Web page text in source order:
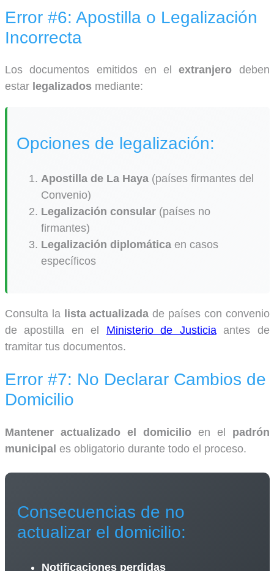
Error #6: Apostilla o Legalización
Incorrecta
Los documentos emitidos en elextranjero deben
estar legalizados mediante:
Opciones de legalización:
Apostilla de La Haya (países firmantes del
Convenio)
Legalización consular (países no
firmantes)
Legalización diplomática en casos
específicos
Consulta la lista actualizada de países con convenio
de apostilla en el Ministerio de Justiciaantes de
tramitar tus documentos.
Error #7: No Declarar Cambios de
Domicilio
Mantener actualizado el domicilioen el padrón
municipal es obligatorio durante todo el proceso.
Consecuencias de no
actualizar el domicilio:
Notificaciones perdidas